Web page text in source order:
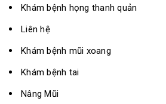
Khám bệnh họng thanh quản
Liên hệ
Khám bệnh mũi xoang
Khám bệnh tai
Nâng Mũi